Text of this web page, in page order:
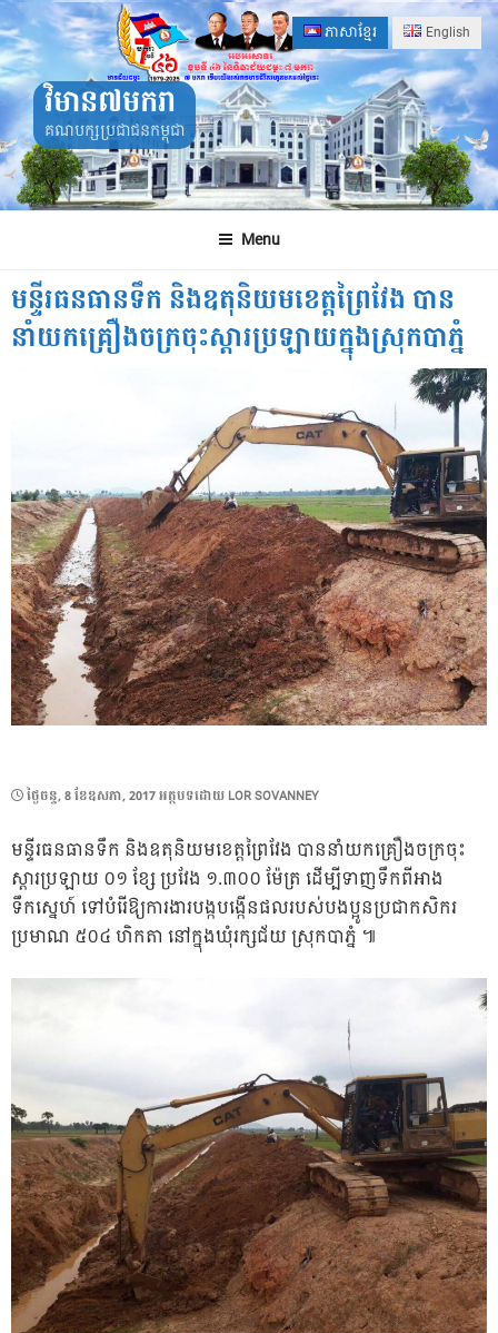
Skip
to
content
ភាសាខ្មែរ English
វិមាន៧មករា
គណបក្សប្រជាជនកម្ពុជា
Menu
មន្ទីរធនធានទឹក និងឧតុនិយមខេត្តព្រៃវែង បាន
នាំយកគ្រឿងចក្រចុះស្តារប្រឡាយក្នុងស្រុកបាភ្នំ
POSTED
ថ្ងៃ​ចន្ទ, 8 ខែ​ឧសភា, 2017អត្ថបទដោយ LOR SOVANNEY
មន្ទីរធនធានទឹក និងឧតុនិយមខេត្តព្រៃវែង បាននាំយកគ្រឿងចក្រចុះ
ស្តារប្រឡាយ ០១ ខ្សែ ប្រវែង ១.៣០០ ម៉ែត្រ ដើម្បីទាញទឹកពីអាង
ទឹកស្នេហ៍ ទៅបំរើឱ្យការងារបង្កបង្កើនផលរបស់បងប្អូនប្រជាកសិករ
ប្រមាណ ៥០៤ ហិកតា នៅក្នុងឃុំរក្សជ័យ ស្រុកបាភ្នំ ៕